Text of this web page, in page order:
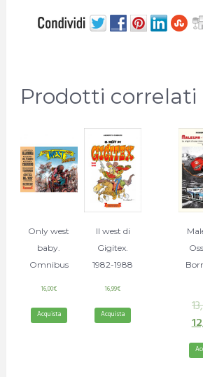
Prodotti correlati
Only west
baby.
Omnibus
16,00€
Acquista
Il west di
Gigitex.
1982-1988
16,99€
Acquista